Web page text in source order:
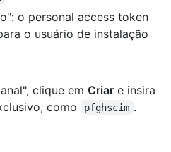
o personal access token
o usuário de instalação
clique em Criar e insira
como
pfghscim .